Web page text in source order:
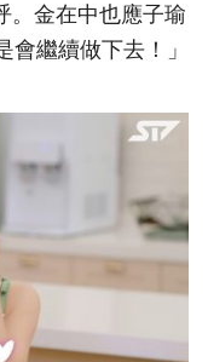
。金在中也應子瑜
繼續做下去！」